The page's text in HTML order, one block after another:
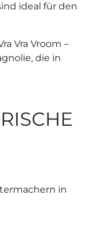
ideal für den
Vra Vroom –
die in
in